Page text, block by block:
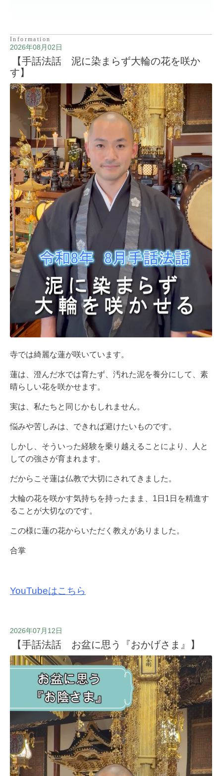
Information
2026年08月02日
【手話法話 泥に染まらず大輪の花を咲か
す】
寺では綺麗な蓮が咲いています。
蓮は、澄んだ水では育たず、汚れた泥を養分にして、素
晴らしい花を咲かせます。
実は、私たちと同じかもしれません。
悩みや苦しみは、できれば避けたいものです。
しかし、そういった経験を乗り越えることにより、人と
しての強さが育まれます。
だからこそ蓮は仏教で大切にされてきました。
大輪の花を咲かす気持ちを持ったまま、1日1日を精進す
ることが大切なのです。
この様に蓮の花からいただく教えがありました。
合掌
YouTubeはこちら
2026年07月12日
【手話法話 お盆に思う『おかげさま』】